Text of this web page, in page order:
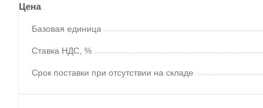
Цена
Базовая единица
Ставка НДС, %
Срок поставки при отсутствии на складе